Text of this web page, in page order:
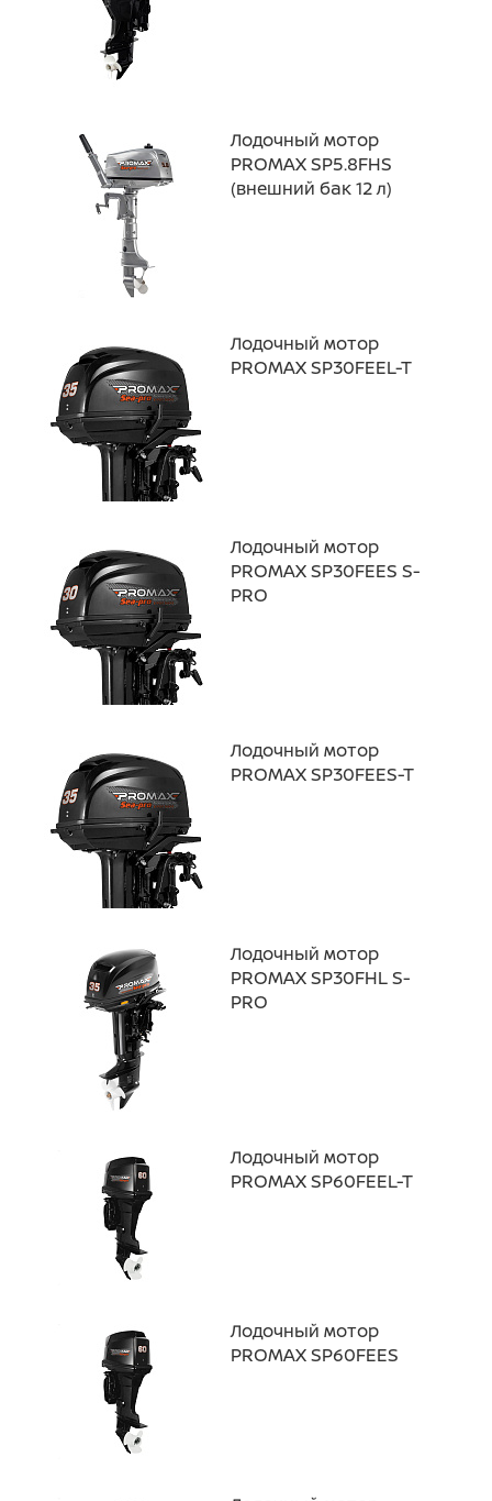
Лодочный мотор
PROMAX SP5.8FHS
(внешний бак 12 л)
Лодочный мотор
PROMAX SP30FEEL-T
Лодочный мотор
PROMAX SP30FEES S-
PRO
Лодочный мотор
PROMAX SP30FEES-T
Лодочный мотор
PROMAX SP30FHL S-
PRO
Лодочный мотор
PROMAX SP60FEEL-T
Лодочный мотор
PROMAX SP60FEES